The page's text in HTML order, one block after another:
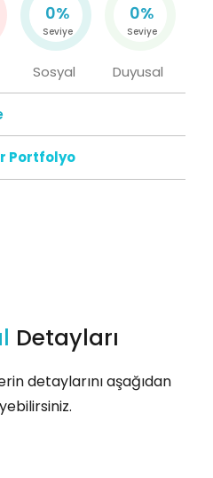
0%
Seviye
Sosyal
0%
Seviye
Duyusal
Portfolyo
Detayları
detaylarını aşağıdan